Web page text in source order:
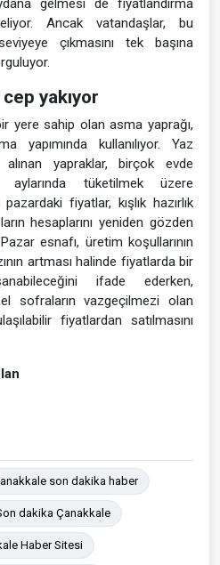
gelmesi de fiyatlandırma
Ancak vatandaşlar, bu
çıkmasını tek başına
yakıyor
yere sahip olan asma yaprağı,
yapımında kullanılıyor. Yaz
yapraklar, birçok evde
tüketilmek üzere
fiyatlar, kışlık hazırlık
hesaplarını yeniden gözden
esnafı, üretim koşullarının
artması halinde fiyatlarda bir
ifade ederken,
sofraların vazgeçilmezi olan
fiyatlardan satılmasını
son dakika haber
dakika Çanakkale
Haber Sitesi